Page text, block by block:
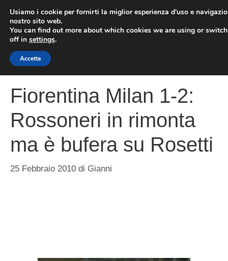
contenuto
Fiorentina Milan 1-2:
Rossoneri in rimonta
ma è bufera su Rosetti
25 Febbraio 2010 di Gianni
Usiamo i cookie per fornirti la miglior esperienza d'uso e
nostro sito web.
You can find out more about which cookies we are using or
off in settings.
Accetta